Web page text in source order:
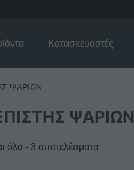
Κατασκευαστές
ΨΑΡΙΩΝ
ΨΑΡΙΩΝ
όλα - 3 αποτελέσματα